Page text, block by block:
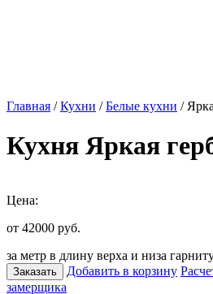
Главная /Кухни /Белые кухни /
Кухня Яркая
Цена:
от 42000 руб.
за метр в длину верха и низа
Заказать Добавить в корзину
замерщика